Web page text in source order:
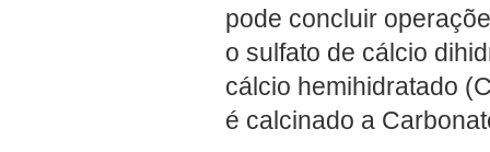
pode concluir
o sulfato de cálcio
cálcio hemihidratado
é calcinado a